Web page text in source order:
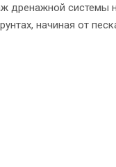
дренажной системы
начиная от